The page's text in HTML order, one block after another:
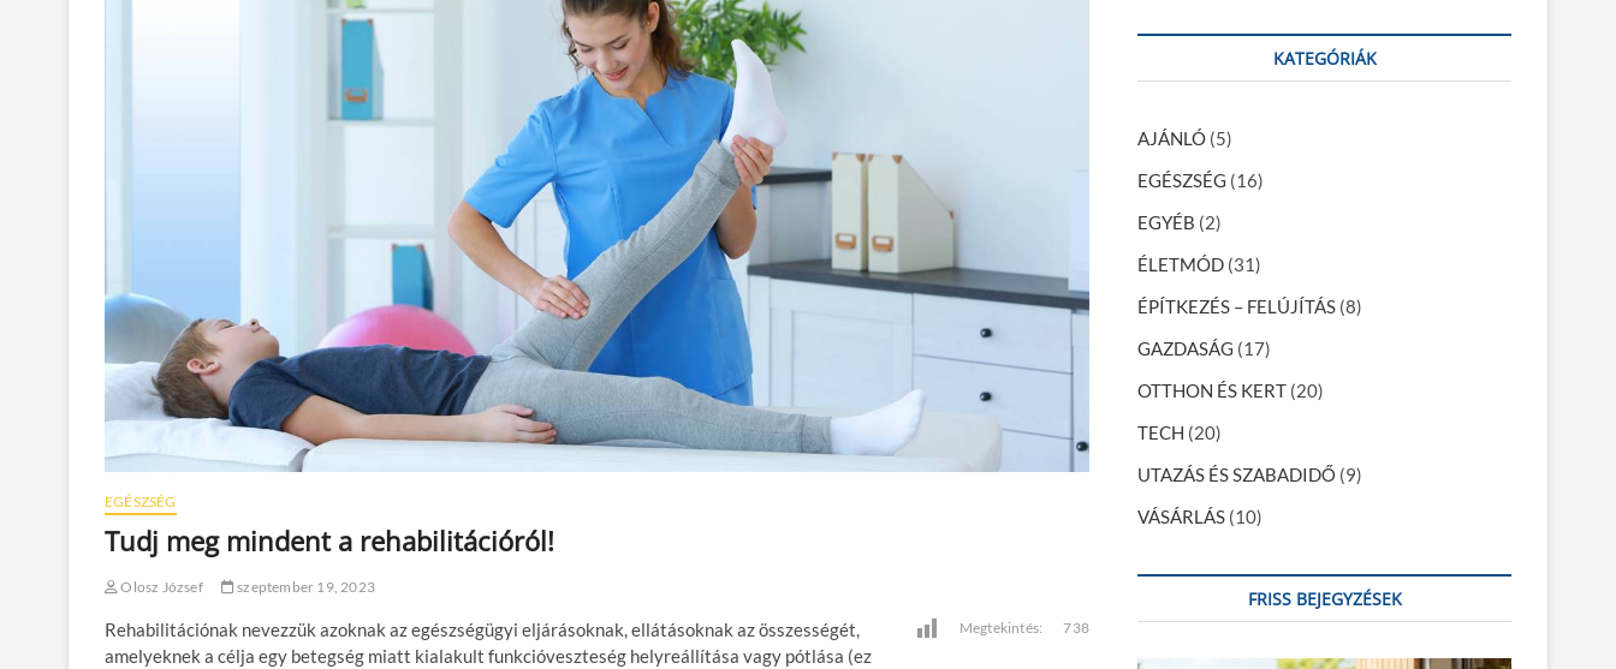
EGÉSZSÉG
Tudj meg mindent a rehabilitációról!
Olosz József szeptember 19, 2023
Megtekintés: 738
Rehabilitációnak nevezzük azoknak az egészségügyi eljárásoknak, ellátásoknak az összességét,
amelyeknek a célja egy betegség miatt kialakult funkcióveszteség helyreállítása vagy pótlása (ez
KATEGÓRIÁK
AJÁNLÓ (5)
EGÉSZSÉG (16)
EGYÉB (2)
ÉLETMÓD (31)
ÉPÍTKEZÉS – FELÚJÍTÁS (8)
GAZDASÁG (17)
OTTHON ÉS KERT (20)
TECH (20)
UTAZÁS ÉS SZABADIDŐ (9)
VÁSÁRLÁS (10)
FRISS BEJEGYZÉSEK